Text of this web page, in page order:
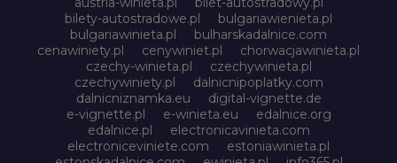
bilety-autostradowe.pl
bulgariawienieta.pl
bulgariawinieta.pl
bulharskadalnice.com
cenawiniety.pl
cenywiniet.pl
chorwacjawinieta.pl
czechy-winieta.pl
czechywinieta.pl
czechywiniety.pl
dalnicnipoplatky.com
dalnicniznamka.eu
digital-vignette.de
e-vignette.pl
e-winieta.eu
edalnice.org
edalnice.pl
electronicavinieta.com
electroniceviniete.com
estoniawinieta.pl